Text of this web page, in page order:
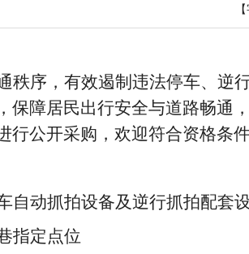
秩序，有效遏制违法停车、逆
障居民出行安全与道路畅通，
行公开采购 ， 欢迎符合资格条
自动抓拍设备及逆行抓拍配套
指定点位